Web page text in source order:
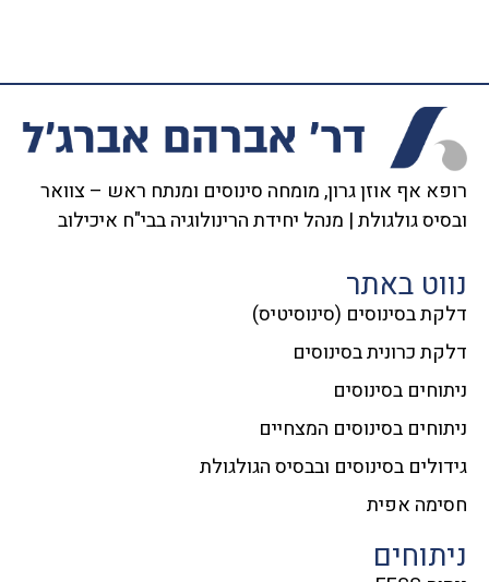
רופא אף אוזן גרון, מומחה סינוסים ומנתח ראש – צוואר
ובסיס גולגולת | מנהל יחידת הרינולוגיה בבי"ח איכילוב
נווט באתר
דלקת בסינוסים (סינוסיטיס)
דלקת כרונית בסינוסים
ניתוחים בסינוסים
ניתוחים בסינוסים המצחיים
גידולים בסינוסים ובבסיס הגולגולת
חסימה אפית
ניתוחים